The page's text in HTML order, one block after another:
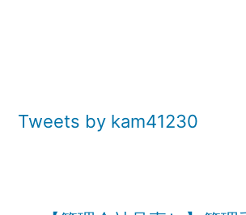
Tweets by kam41230